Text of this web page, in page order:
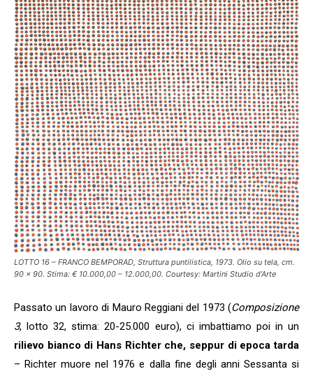
LOTTO 16 – FRANCO BEMPORAD, Struttura puntilistica, 1973. Olio su tela, cm.
90 x 90. Stima: € 10.000,00 – 12.000,00. Courtesy: Martini Studio d’Arte
Passato un lavoro di Mauro Reggiani del 1973 (Composizione
3, lotto 32, stima: 20-25.000 euro), ci imbattiamo poi in un
rilievo bianco di Hans Richter che, seppur di epoca tarda
– Richter muore nel 1976 e dalla fine degli anni Sessanta si